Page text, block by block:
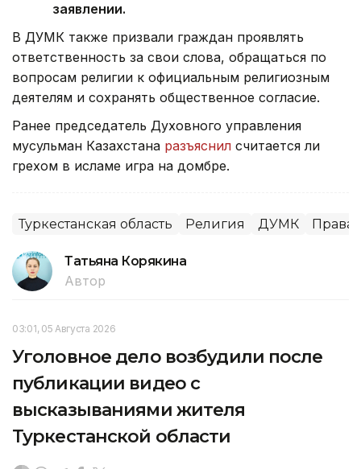
заявлении.
В ДУМК также призвали граждан проявлять
ответственность за свои слова, обращаться по
вопросам религии к официальным религиозным
деятелям и сохранять общественное согласие.
Ранее председатель Духовного управления
мусульман Казахстана разъяснил считается ли
грехом в исламе игра на домбре.
Туркестанская область Религия ДУМК Права
Татьяна Корякина
Автор
03:01, 05 Августа 2026
Уголовное дело возбудили после
публикации видео с
высказываниями жителя
Туркестанской области